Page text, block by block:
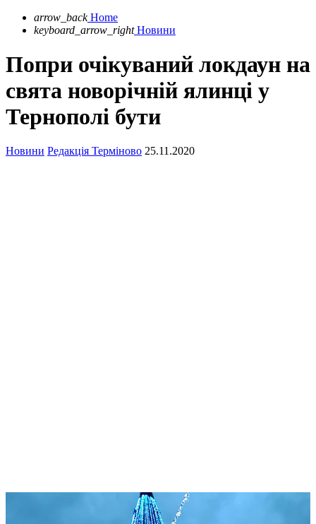
arrow_back Home
keyboard_arrow_right Новини
Попри очікуваний локдаун на
свята новорічній ялинці у
Тернополі бути
Новини Редакція Терміново 25.11.2020